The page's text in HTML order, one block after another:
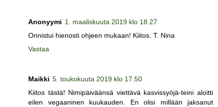
Anonyymi 1. maaliskuuta 2019 klo 18.27
Onnistui hienosti ohjeen mukaan! Kiitos. T. Nina
Vastaa
Maikki 5. toukokuuta 2019 klo 17.50
Kiitos tästä! Nimipäiväänsä viettävä kasvissyöjä-teini aloitti
eilen vegaaninen kuukauden. En olisi millään jaksanut